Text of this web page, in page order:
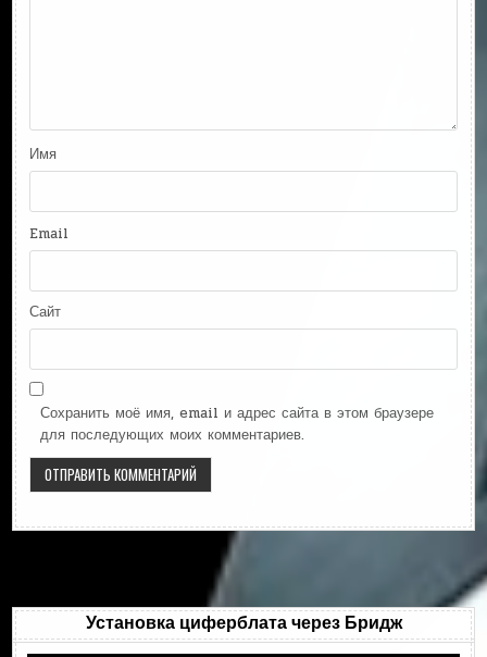
Имя
Email
Сайт
Сохранить моё имя, email и адрес сайта в этом браузере
для последующих моих комментариев.
Установка циферблата через Бридж